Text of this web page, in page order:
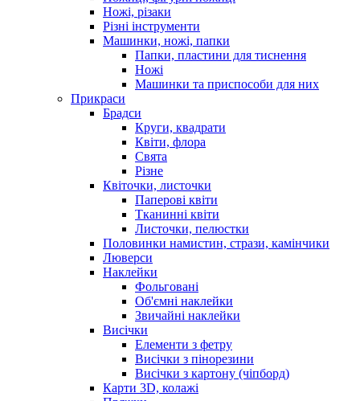
Ножі, різаки
Різні інструменти
Машинки, ножі, папки
Папки, пластини для тиснення
Ножі
Машинки та приспособи для них
Прикраси
Брадси
Круги, квадрати
Квіти, флора
Свята
Різне
Квіточки, листочки
Паперові квіти
Тканинні квіти
Листочки, пелюстки
Половинки намистин, стрази, камінчики
Люверси
Наклейки
Фольговані
Об'ємні наклейки
Звичайні наклейки
Висічки
Елементи з фетру
Висічки з пінорезини
Висічки з картону (чіпборд)
Карти 3D, колажі